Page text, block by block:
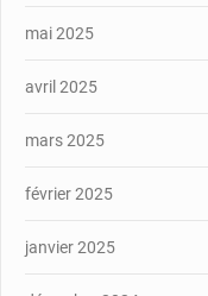
mai 2025
avril 2025
mars 2025
février 2025
janvier 2025